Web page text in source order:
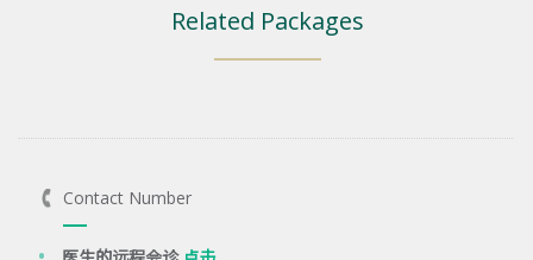
Related Packages
Contact Number